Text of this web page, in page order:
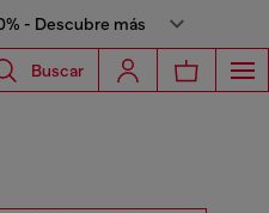
- Descubre más
Buscar